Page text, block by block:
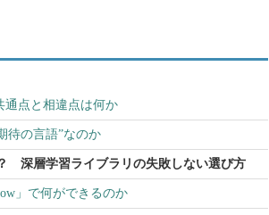
通点と相違点は何か
待の言語”なのか
深層学習ライブラリの失敗しない選び方
」で何ができるのか